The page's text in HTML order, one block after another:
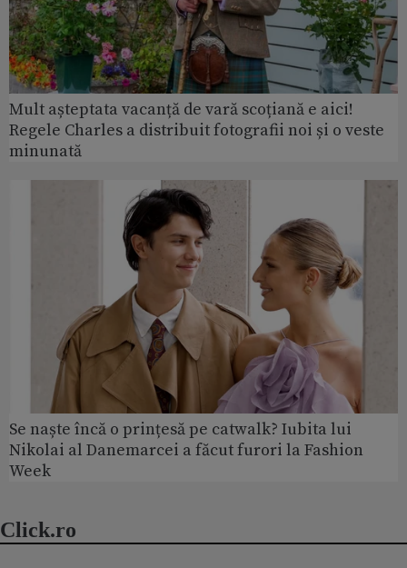
Mult așteptata vacanță de vară scoțiană e aici!
Regele Charles a distribuit fotografii noi și o veste
minunată
Se naște încă o prințesă pe catwalk? Iubita lui
Nikolai al Danemarcei a făcut furori la Fashion
Week
Click.ro